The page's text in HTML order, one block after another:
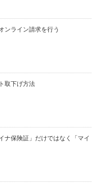
ンライン請求を行う
取下げ方法
ナ保険証」だけではなく「マイ